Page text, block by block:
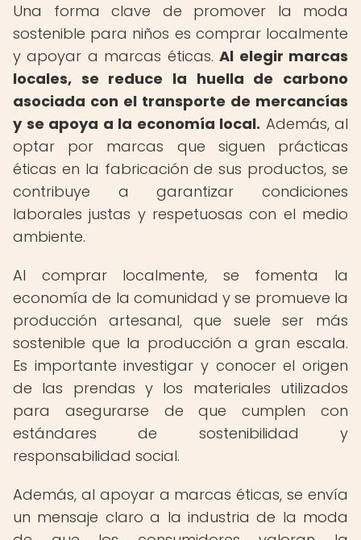
Una forma clave de promover la moda
sostenible para niños es comprar localmente
y apoyar a marcas éticas.Al elegir marcas
locales, se reduce la huella de carbono
asociada con el transporte de mercancías
y se apoya a la economía local. Además, al
optar por marcas que siguen prácticas
éticas en la fabricación de sus productos, se
contribuye a garantizar condiciones
laborales justas y respetuosas con el medio
ambiente.
Al comprar localmente, se fomenta la
economía de la comunidad y se promueve la
producción artesanal, que suele ser más
sostenible que la producción a gran escala.
Es importante investigar y conocer el origen
de las prendas y los materiales utilizados
para asegurarse de que cumplen con
estándares de sostenibilidad y
responsabilidad social.
Además, al apoyar a marcas éticas, se envía
un mensaje claro a la industria de la moda